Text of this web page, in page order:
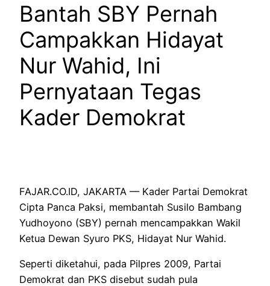
Bantah SBY Pernah
Campakkan Hidayat
Nur Wahid, Ini
Pernyataan Tegas
Kader Demokrat
FAJAR.CO.ID, JAKARTA — Kader Partai Demokrat
Cipta Panca Paksi, membantah Susilo Bambang
Yudhoyono (SBY) pernah mencampakkan Wakil
Ketua Dewan Syuro PKS, Hidayat Nur Wahid.
Seperti diketahui, pada Pilpres 2009, Partai
Demokrat dan PKS disebut sudah pula